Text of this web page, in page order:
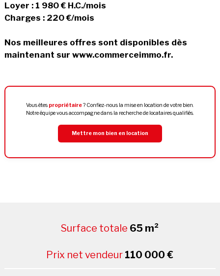
Loyer : 1 980 € H.C./mois
Charges : 220 €/mois
Nos meilleures offres sont disponibles dès
maintenant sur www.commerceimmo.fr.
Vous êtes propriétaire? Confiez-nous la mise en location de votre bien.
Notre équipe vous accompagne dans la recherche de locataires qualifiés.
Mettre mon bien en location
Surface totale 65 m²
Prix net vendeur 110 000 €